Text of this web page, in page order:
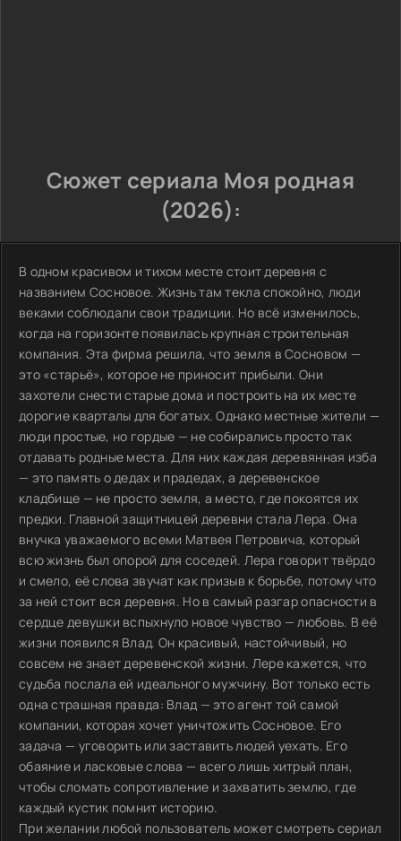
Сюжет сериала Моя родная
(2026):
В одном красивом и тихом месте стоит деревня с
названием Сосновое. Жизнь там текла спокойно, люди
веками соблюдали свои традиции. Но всё изменилось,
когда на горизонте появилась крупная строительная
компания. Эта фирма решила, что земля в Сосновом —
это «старьё», которое не приносит прибыли. Они
захотели снести старые дома и построить на их месте
дорогие кварталы для богатых. Однако местные жители —
люди простые, но гордые — не собирались просто так
отдавать родные места. Для них каждая деревянная изба
— это память о дедах и прадедах, а деревенское
кладбище — не просто земля, а место, где покоятся их
предки. Главной защитницей деревни стала Лера. Она
внучка уважаемого всеми Матвея Петровича, который
всю жизнь был опорой для соседей. Лера говорит твёрдо
и смело, её слова звучат как призыв к борьбе, потому что
за ней стоит вся деревня. Но в самый разгар опасности в
сердце девушки вспыхнуло новое чувство — любовь. В её
жизни появился Влад. Он красивый, настойчивый, но
совсем не знает деревенской жизни. Лере кажется, что
судьба послала ей идеального мужчину. Вот только есть
одна страшная правда: Влад — это агент той самой
компании, которая хочет уничтожить Сосновое. Его
задача — уговорить или заставить людей уехать. Его
обаяние и ласковые слова — всего лишь хитрый план,
чтобы сломать сопротивление и захватить землю, где
каждый кустик помнит историю.
При желании любой пользователь может смотреть сериал